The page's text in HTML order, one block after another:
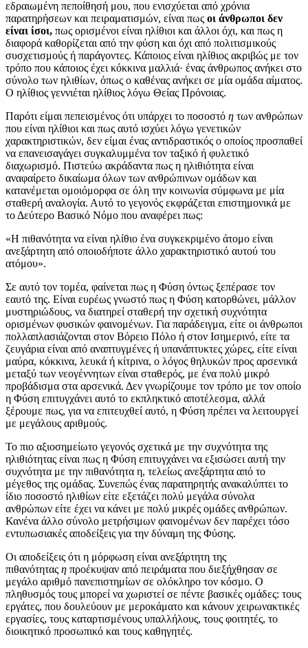
εδραιωμένη πεποίθησή μου, που ενισχύεται από χρόνια
παρατηρήσεων και πειραματισμών, είναι πως οι άνθρωποι δεν
είναι ίσοι, πως ορισμένοι είναι ηλίθιοι και άλλοι όχι, και πως η
διαφορά καθορίζεται από την φύση και όχι από πολιτισμικούς
συσχετισμούς ή παράγοντες. Κάποιος είναι ηλίθιος ακριβώς με τον
τρόπο που κάποιος έχει κόκκινα μαλλιά· ένας άνθρωπος ανήκει στο
σύνολο των ηλιθίων, όπως ο καθένας ανήκει σε μία ομάδα αίματος.
Ο ηλίθιος γεννιέται ηλίθιος λόγω Θείας Πρόνοιας.
Παρότι είμαι πεπεισμένος ότι υπάρχει το ποσοστό η των ανθρώπων
που είναι ηλίθιοι και πως αυτό ισχύει λόγω γενετικών
χαρακτηριστικών, δεν είμαι ένας αντιδραστικός ο οποίος προσπαθεί
να επανεισαγάγει συγκαλυμμένα τον ταξικό ή φυλετικό
διαχωρισμό. Πιστεύω ακράδαντα πως η ηλιθιότητα είναι
αναφαίρετο δικαίωμα όλων των ανθρώπινων ομάδων και
κατανέμεται ομοιόμορφα σε όλη την κοινωνία σύμφωνα με μία
σταθερή αναλογία. Αυτό το γεγονός εκφράζεται επιστημονικά με
το Δεύτερο Βασικό Νόμο που αναφέρει πως:
«Η πιθανότητα να είναι ηλίθιο ένα συγκεκριμένο άτομο είναι
ανεξάρτητη από οποιοδήποτε άλλο χαρακτηριστικό αυτού του
ατόμου».
Σε αυτό τον τομέα, φαίνεται πως η Φύση όντως ξεπέρασε τον
εαυτό της. Είναι ευρέως γνωστό πως η Φύση κατορθώνει, μάλλον
μυστηριώδους, να διατηρεί σταθερή την σχετική συχνότητα
ορισμένων φυσικών φαινομένων. Για παράδειγμα, είτε οι άνθρωποι
πολλαπλασιάζονται στον Βόρειο Πόλο ή στον Ισημερινό, είτε τα
ζευγάρια είναι από αναπτυγμένες ή υπανάπτυκτες χώρες, είτε είναι
μαύρα, κόκκινα, λευκά ή κίτρινα, ο λόγος θηλυκών προς αρσενικά
μεταξύ των νεογέννητων είναι σταθερός, με ένα πολύ μικρό
προβάδισμα στα αρσενικά. Δεν γνωρίζουμε τον τρόπο με τον οποίο
η Φύση επιτυγχάνει αυτό το εκπληκτικό αποτέλεσμα, αλλά
ξέρουμε πως, για να επιτευχθεί αυτό, η Φύση πρέπει να λειτουργεί
με μεγάλους αριθμούς.
Το πιο αξιοσημείωτο γεγονός σχετικά με την συχνότητα της
ηλιθιότητας είναι πως η Φύση επιτυγχάνει να εξισώσει αυτή την
συχνότητα με την πιθανότητα η, τελείως ανεξάρτητα από το
μέγεθος της ομάδας. Συνεπώς ένας παρατηρητής ανακαλύπτει το
ίδιο ποσοστό ηλιθίων είτε εξετάζει πολύ μεγάλα σύνολα
ανθρώπων είτε έχει να κάνει με πολύ μικρές ομάδες ανθρώπων.
Κανένα άλλο σύνολο μετρήσιμων φαινομένων δεν παρέχει τόσο
εντυπωσιακές αποδείξεις για την δύναμη της Φύσης.
Οι αποδείξεις ότι η μόρφωση είναι ανεξάρτητη της
πιθανότητας η προέκυψαν από πειράματα που διεξήχθησαν σε
μεγάλο αριθμό πανεπιστημίων σε ολόκληρο τον κόσμο. Ο
πληθυσμός τους μπορεί να χωριστεί σε πέντε βασικές ομάδες: τους
εργάτες, που δουλεύουν με μεροκάματο και κάνουν χειρωνακτικές
εργασίες, τους καταρτισμένους υπαλλήλους, τους φοιτητές, το
διοικητικό προσωπικό και τους καθηγητές.